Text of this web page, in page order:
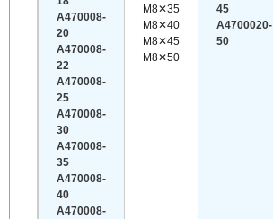
A470008-
20
A470008-
22
A470008-
25
A470008-
30
A470008-
35
A470008-
40
A470008-
M8✕35
M8✕40
M8✕45
M8✕50
45
A4700020-
50